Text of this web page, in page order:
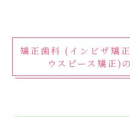
矯正歯科 (インビザ矯
ウスピース矯正)